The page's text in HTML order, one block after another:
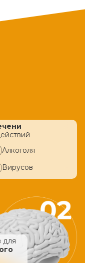
Алкоголя
Вирусов
для